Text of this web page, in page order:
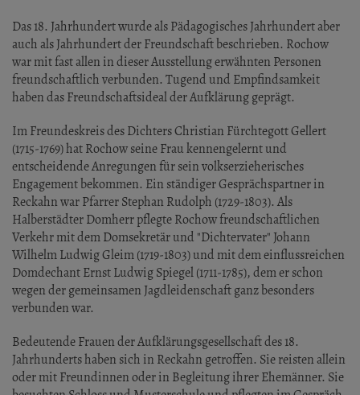
Das 18. Jahrhundert wurde als Pädagogisches Jahrhundert aber
auch als Jahrhundert der Freundschaft beschrieben. Rochow
war mit fast allen in dieser Ausstellung erwähnten Personen
freundschaftlich verbunden. Tugend und Empfindsamkeit
haben das Freundschaftsideal der Aufklärung geprägt.
Im Freundeskreis des Dichters Christian Fürchtegott Gellert
(1715-1769) hat Rochow seine Frau kennengelernt und
entscheidende Anregungen für sein volkserzieherisches
Engagement bekommen. Ein ständiger Gesprächspartner in
Reckahn war Pfarrer Stephan Rudolph (1729-1803). Als
Halberstädter Domherr pflegte Rochow freundschaftlichen
Verkehr mit dem Domsekretär und "Dichtervater" Johann
Wilhelm Ludwig Gleim (1719-1803) und mit dem einflussreichen
Domdechant Ernst Ludwig Spiegel (1711-1785), dem er schon
wegen der gemeinsamen Jagdleidenschaft ganz besonders
verbunden war.
Bedeutende Frauen der Aufklärungsgesellschaft des 18.
Jahrhunderts haben sich in Reckahn getroffen. Sie reisten allein
oder mit Freundinnen oder in Begleitung ihrer Ehemänner. Sie